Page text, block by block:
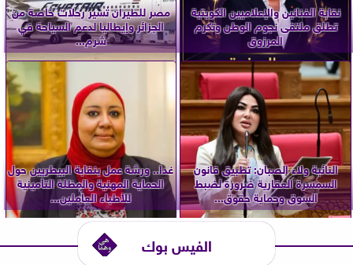
نقابة الفنانين والإعلاميين الكويتية
تطلق ملتقى نجوم الوطن وتكرم
المرزوق
مصر للطيران تُسير رحلات خاصة من
الجزائر وإيطاليا لدعم السياحة في
شرم...
النائبة ولاء الصبان: تطبيق قانون
السمسرة العقارية ضرورة لضبط
السوق وحماية حقوق...
غدا.. ورشة عمل بنقابة البيطريين حول
الحماية المهنية والمظلة التأمينية
للأطباء العاملين...
الفيس بوك